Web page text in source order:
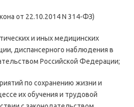
от 22.10.2014 N 314-ФЗ)
и иных медицинских
диспансерного наблюдения в
Российской Федерации;
по сохранению жизни и
их обучения и трудовой